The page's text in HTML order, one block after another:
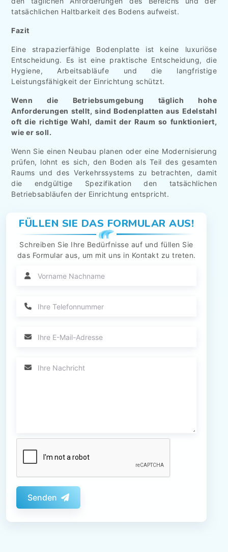
tatsächlichen Haltbarkeit des Bodens aufweist.
Fazit
Eine strapazierfähige Bodenplatte ist keine luxuriöse
Entscheidung. Es ist eine praktische Entscheidung, die
Hygiene, Arbeitsabläufe und die langfristige
Leistungsfähigkeit der Einrichtung schützt.
Wenn die Betriebsumgebung täglich hohe
Anforderungen stellt, sind Bodenplatten aus Edelstahl
oft die richtige Wahl, damit der Raum so funktioniert,
wie er soll.
Wenn Sie einen Neubau planen oder eine Modernisierung
prüfen, lohnt es sich, den Boden als Teil des gesamten
Raums und des Verkehrssystems zu betrachten, damit
die endgültige Spezifikation den tatsächlichen
Betriebsabläufen der Einrichtung entspricht.
FÜLLEN SIE DAS FORMULAR AUS!
Schreiben Sie Ihre Bedürfnisse auf und füllen Sie
das Formular aus, um mit uns in Kontakt zu treten.
Senden